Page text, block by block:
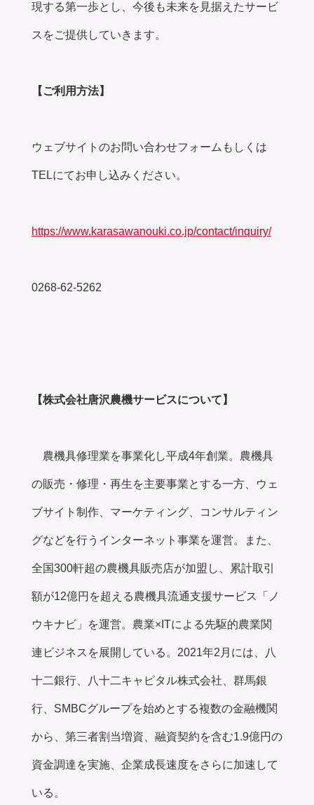
現する第一歩とし、今後も未来を見据えたサービ
スをご提供していきます。
【ご利用方法】
ウェブサイトのお問い合わせフォームもしくは
TELにてお申し込みください。
https://www.karasawanouki.co.jp/contact/inquiry/
0268-62-5262
【株式会社唐沢農機サービスについて】
農機具修理業を事業化し平成4年創業。農機具
の販売・修理・再生を主要事業とする一方、ウェ
ブサイト制作、マーケティング、コンサルティン
グなどを行うインターネット事業を運営。また、
全国300軒超の農機具販売店が加盟し、累計取引
額が12億円を超える農機具流通支援サービス「ノ
ウキナビ」を運営。農業×ITによる先駆的農業関
連ビジネスを展開している。2021年2月には、八
十二銀行、八十二キャピタル株式会社、群馬銀
行、SMBCグループを始めとする複数の金融機関
から、第三者割当増資、融資契約を含む1.9億円の
資金調達を実施、企業成長速度をさらに加速して
いる。